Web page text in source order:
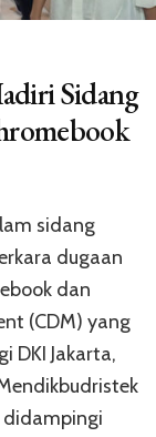
Sidang
sidang
dugaan
dan
(CDM) yang
DKI Jakarta,
didampingi